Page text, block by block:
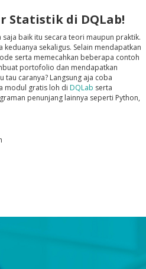
Statistik di DQLab!
baik itu secara teori maupun praktik.
keduanya sekaligus. Selain mendapatkan
serta memecahkan beberapa contoh
portofolio dan mendapatkan
tau caranya? Langsung aja coba
modul gratis loh di DQLab serta
penunjang lainnya seperti Python,